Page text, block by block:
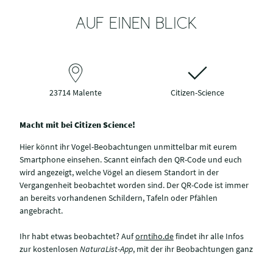
AUF EINEN BLICK
23714 Malente Citizen-Science
Macht mit bei Citizen Science!
Hier könnt ihr Vogel-Beobachtungen unmittelbar mit eurem
Smartphone einsehen. Scannt einfach den QR-Code und euch
wird angezeigt, welche Vögel an diesem Standort in der
Vergangenheit beobachtet worden sind. Der QR-Code ist immer
an bereits vorhandenen Schildern, Tafeln oder Pfählen
angebracht.
Ihr habt etwas beobachtet? Auforntiho.defindet ihr alle Infos
zur kostenlosen NaturaList-App, mit der ihr Beobachtungen ganz